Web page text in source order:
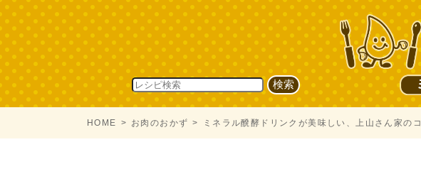
HOME お肉のおかず ミネラル醗酵ドリンクが美味しい、上山さん家の